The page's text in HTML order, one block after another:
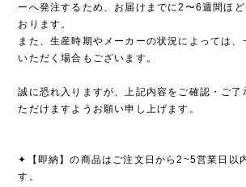
ーへ発注するため、お届けまでに2〜6週間ほ
おります。
また、生産時期やメーカーの状況によっては、
いただく場合もございます。
誠に恐れ入りますが、上記内容をご確認・ご了
ただけますようお願い申し上げます。
✦【即納】の商品はご注文日から2~5営業日以
す。